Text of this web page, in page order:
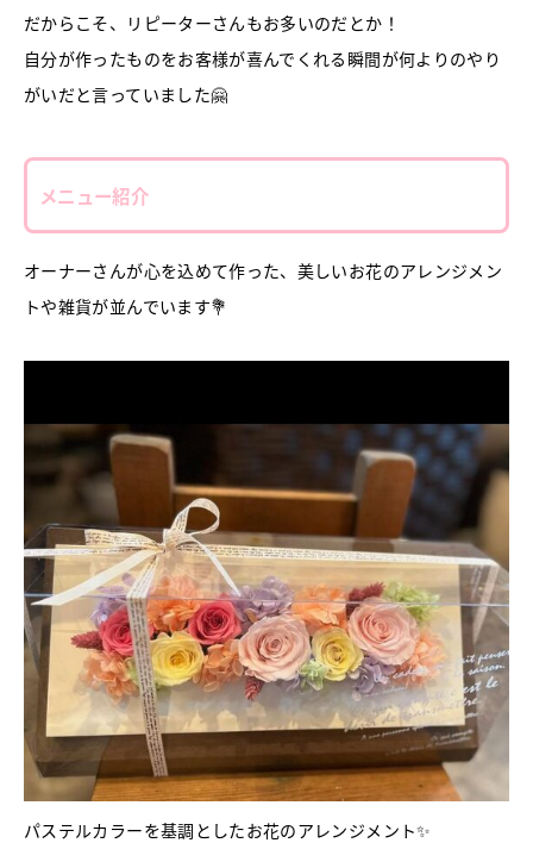
だからこそ、リピーターさんもお多いのだとか！
自分が作ったものをお客様が喜んでくれる瞬間が何よりのやり
がいだと言っていました🤗
メニュー紹介
オーナーさんが心を込めて作った、美しいお花のアレンジメン
トや雑貨が並んでいます💐
パステルカラーを基調としたお花のアレンジメント✨